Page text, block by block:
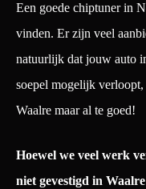
Een goede chiptuner in
vinden. Er zijn veel
natuurlijk dat jouw auto
soepel mogelijk
Waalre maar al te goed!
Hoewel we veel werk
niet gevestigd in